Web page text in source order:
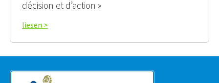
décision et d’action »
liesen >